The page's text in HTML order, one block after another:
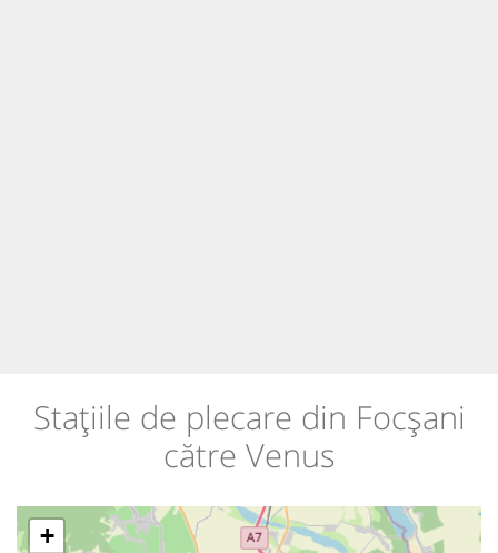
Stațiile de plecare din Focșani
către Venus
+